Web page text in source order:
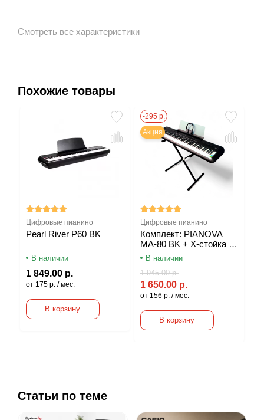
Похожие товары
Цифровые пианино
Pearl River P60 BK
В наличии
1 849.00 р.
от 175 р. / мес.
В корзину
-295 р.
Акция
Цифровые пианино
Комплект: PIANOVA
MA-80 BK + X-cтойка +
Наушники
В наличии
1 650.00 р.
1 945.00 р.
от 156 р. / мес.
В корзину
Статьи по теме